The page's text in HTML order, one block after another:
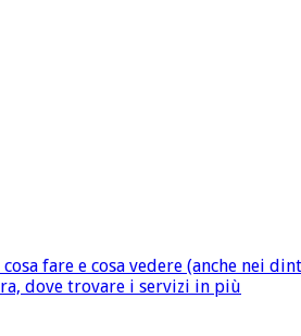
fare e cosa vedere (anche nei
dove trovare i servizi in più